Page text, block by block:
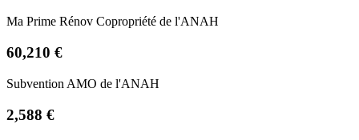
Ma Prime Rénov Copropriété de l'ANAH
60,210 €
Subvention AMO de l'ANAH
2,588 €